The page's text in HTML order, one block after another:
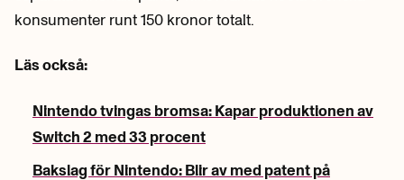
konsumenter runt 150 kronor totalt.
Läs också:
Nintendo tvingas bromsa: Kapar produktionen av
Switch 2 med 33 procent
Bakslag för Nintendo: Blir av med patent på